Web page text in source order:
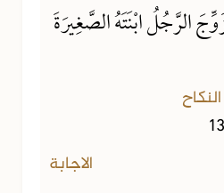
الرَّجُلُ ابْنَتَهُ الصَّغِيرَةَ
الاجابة